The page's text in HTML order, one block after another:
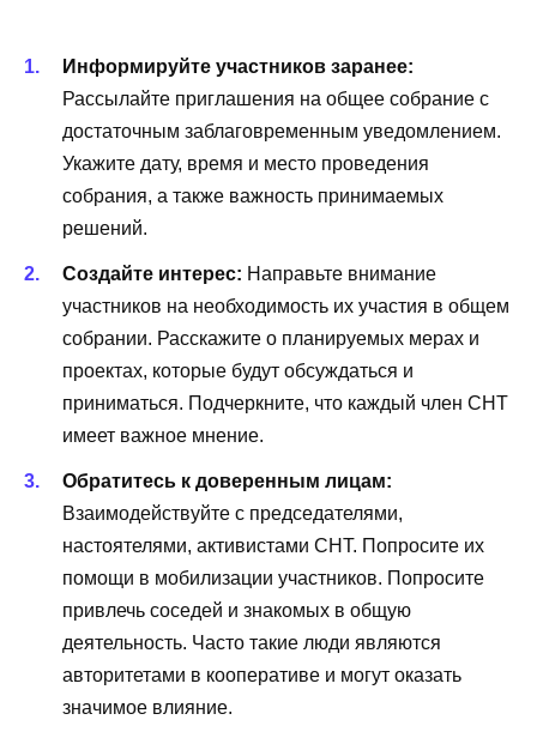
Информируйте участников заранее:
Рассылайте приглашения на общее собрание с
достаточным заблаговременным уведомлением.
Укажите дату, время и место проведения
собрания, а также важность принимаемых
решений.
Создайте интерес: Направьте внимание
участников на необходимость их участия в общем
собрании. Расскажите о планируемых мерах и
проектах, которые будут обсуждаться и
приниматься. Подчеркните, что каждый член СНТ
имеет важное мнение.
Обратитесь к доверенным лицам:
Взаимодействуйте с председателями,
настоятелями, активистами СНТ. Попросите их
помощи в мобилизации участников. Попросите
привлечь соседей и знакомых в общую
деятельность. Часто такие люди являются
авторитетами в кооперативе и могут оказать
значимое влияние.